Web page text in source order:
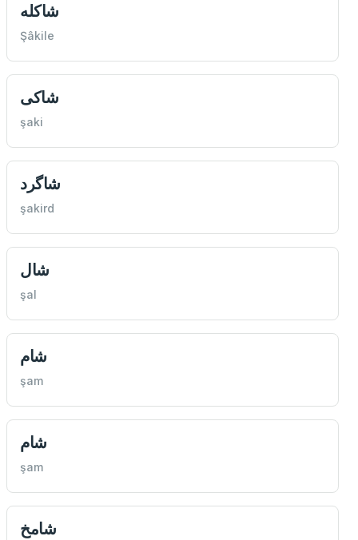
شاكله
Şâkile
شاكی
şaki
شاگرد
şakird
شال
şal
شام
şam
شام
şam
شامخ